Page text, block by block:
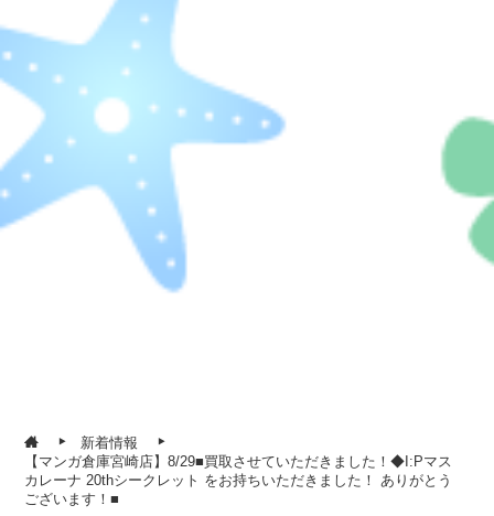
新着情報
【マンガ倉庫宮崎店】8/29■買取させていただきました！◆I:Pマス
カレーナ 20thシークレット をお持ちいただきました！ ありがとう
ございます！■